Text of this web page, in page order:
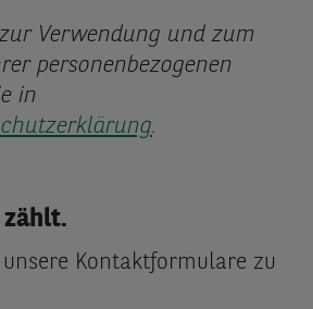
Verwendung und zum
personenbezogenen
in
.
zählt.
unsere Kontaktformulare zu